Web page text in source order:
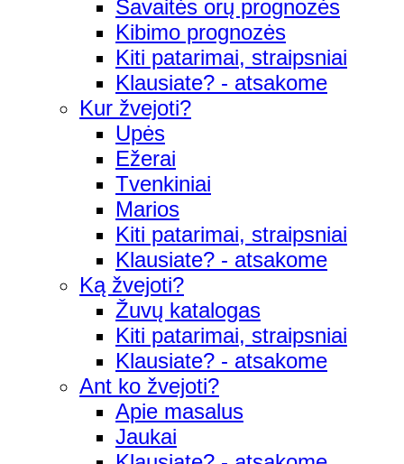
Savaitės orų prognozės
Kibimo prognozės
Kiti patarimai, straipsniai
Klausiate? - atsakome
Kur žvejoti?
Upės
Ežerai
Tvenkiniai
Marios
Kiti patarimai, straipsniai
Klausiate? - atsakome
Ką žvejoti?
Žuvų katalogas
Kiti patarimai, straipsniai
Klausiate? - atsakome
Ant ko žvejoti?
Apie masalus
Jaukai